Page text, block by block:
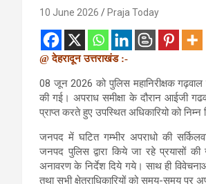
10 June 2026 Praja Today
@ देहरादून उत्तराखंड :-
08 जून 2026 को पुलिस महानिरीक्षक गढ़वाल
की गई। अपराध समीक्षा के दौरान आईजी
प्राप्त करते हुए उपस्थित अधिकारियो को निम्न
जनपद में घटित गम्भीर अपराधो की
जनपद पुलिस द्वारा किये जा रहे प्रयासों
अनावरण के निर्देश दिये गये। साथ ही
तथा सभी क्षेत्राधिकारियों को समय-समय